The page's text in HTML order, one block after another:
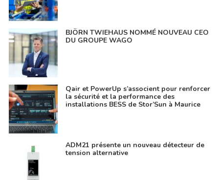
BJÖRN TWIEHAUS NOMMÉ NOUVEAU CEO
DU GROUPE WAGO
Qair et PowerUp s’associent pour renforcer
la sécurité et la performance des
installations BESS de Stor’Sun à Maurice
ADM21 présente un nouveau détecteur de
tension alternative